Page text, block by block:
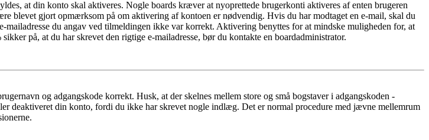
at din konto skal aktiveres. Nogle boards kræver at nyoprettede brugerkonti aktiveres af enten brugeren
blevet gjort opmærksom på om aktivering af kontoen er nødvendig. Hvis du har modtaget en e-mail, skal du
du angav ved tilmeldingen ikke var korrekt. Aktivering benyttes for at mindske muligheden for, at
på, at du har skrevet den rigtige e-mailadresse, bør du kontakte en boardadministrator.
og adgangskode korrekt. Husk, at der skelnes mellem store og små bogstaver i adgangskoden -
deaktiveret din konto, fordi du ikke har skrevet nogle indlæg. Det er normal procedure med jævne mellemrum